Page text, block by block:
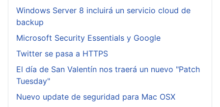
Windows Server 8 incluirá un servicio cloud de
backup
Microsoft Security Essentials y Google
Twitter se pasa a HTTPS
El día de San Valentín nos traerá un nuevo "Patch
Tuesday"
Nuevo update de seguridad para Mac OSX